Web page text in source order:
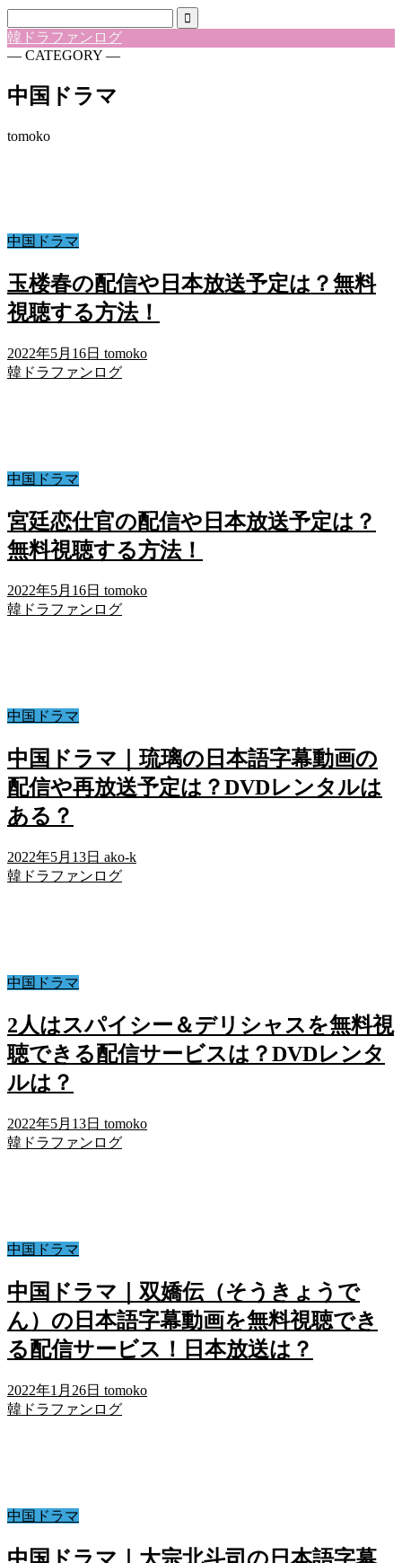
韓ドラファンログ
― CATEGORY ―
中国ドラマ
tomoko
中国ドラマ
玉楼春の配信や日本放送予定は？無料
視聴する方法！
2022年5月16日 tomoko
韓ドラファンログ
中国ドラマ
宮廷恋仕官の配信や日本放送予定は？
無料視聴する方法！
2022年5月16日 tomoko
韓ドラファンログ
中国ドラマ
中国ドラマ｜琉璃の日本語字幕動画の
配信や再放送予定は？DVDレンタルは
ある？
2022年5月13日 ako-k
韓ドラファンログ
中国ドラマ
2人はスパイシー＆デリシャスを無料視
聴できる配信サービスは？DVDレンタ
ルは？
2022年5月13日 tomoko
韓ドラファンログ
中国ドラマ
中国ドラマ｜双嬌伝（そうきょうで
ん）の日本語字幕動画を無料視聴でき
る配信サービス！日本放送は？
2022年1月26日 tomoko
韓ドラファンログ
中国ドラマ
中国ドラマ｜大宗北斗司の日本語字幕